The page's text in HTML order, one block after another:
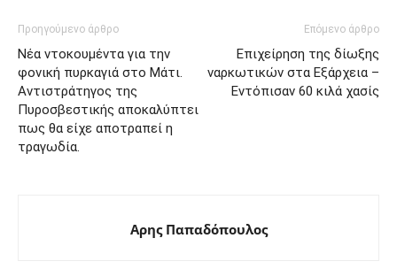
Προηγούμενο άρθρο
Νέα ντοκουμέντα για την
φονική πυρκαγιά στο Μάτι.
Αντιστράτηγος της
Πυροσβεστικής αποκαλύπτει
πως θα είχε αποτραπεί η
τραγωδία.
Επόμενο άρθρο
Επιχείρηση της δίωξης
ναρκωτικών στα Εξάρχεια –
Εντόπισαν 60 κιλά χασίς
Αρης Παπαδόπουλος